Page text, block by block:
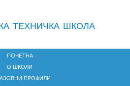
техничка школа
ПОЧЕТНА
О ШКОЛИ
ПРОФИЛИ